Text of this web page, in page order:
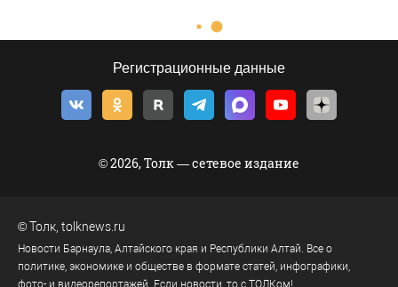
Регистрационные данные
© 2026, Толк — сетевое издание
©Толк tolknews.ru
Новости Барнаула, Алтайского края и Республики Алтай. Все о
политике, экономике и обществе в формате статей, инфографики,
фото- и видеорепортажей. Если новости, то с ТОЛКом!